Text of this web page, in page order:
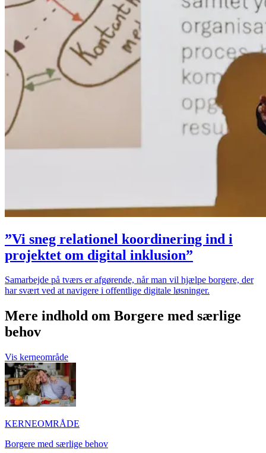
”Vi sneg relationel koordinering ind i
projektet om digital inklusion”
Samarbejde på tværs er afgørende, når man vil hjælpe borgere, der
har svært ved at navigere i offentlige digitale løsninger.
Mere indhold om Borgere med særlige
behov
Vis kerneområde
KERNEOMRÅDE
Borgere med særlige behov